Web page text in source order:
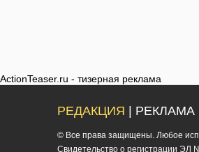
ActionTeaser.ru - тизерная реклама
РЕДАКЦИЯ | РЕКЛАМА
© Все права защищены. Любое
Cвидетельство о регистрации ЭЛ